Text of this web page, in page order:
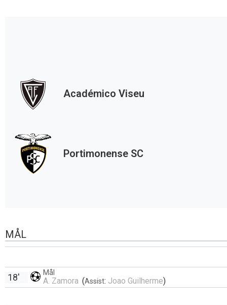
Académico Viseu
Portimonense SC
MÅL
Mål
A. Zamora (Assist: Joao Guilherme)
18'